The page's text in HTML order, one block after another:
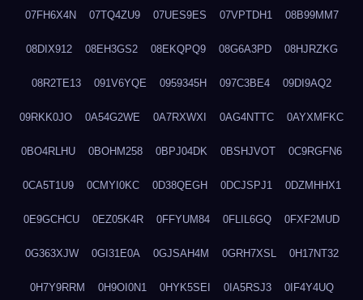
07FH6X4N 07TQ4ZU9 07UES9ES 07VPTDH1 08B99MM7
08DIX912 08EH3GS2 08EKQPQ9 08G6A3PD 08HJRZKG
08R2TE13 091V6YQE 0959345H 097C3BE4 09DI9AQ2
09RKK0JO 0A54G2WE 0A7RXWXI 0AG4NTTC 0AYXMFKC
0BO4RLHU 0BOHM258 0BPJ04DK 0BSHJVOT 0C9RGFN6
0CA5T1U9 0CMYI0KC 0D38QEGH 0DCJSPJ1 0DZMHHX1
0E9GCHCU 0EZ05K4R 0FFYUM84 0FLIL6GQ 0FXF2MUD
0G363XJW 0GI31E0A 0GJSAH4M 0GRH7XSL 0H17NT32
0H7Y9RRM 0H9OI0N1 0HYK5SEI 0IA5RSJ3 0IF4Y4UQ